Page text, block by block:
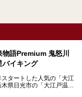
語Premium 鬼怒川
バイキング
タートした人気の「大江
県日光市の「大江戸温泉